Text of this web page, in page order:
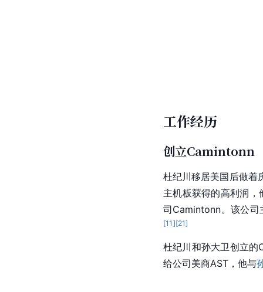
工作经历
创立Camintonn
杜纪川移居美国后做着
主机板获得的高利润，
司Camintonn。该公司
[11 ][21]
杜纪川和孙大卫创立
给公司美商AST，他与